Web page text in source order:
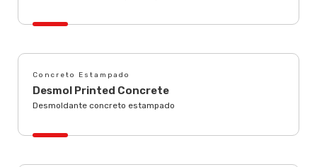
Concreto Estampado
Desmol Printed Concrete
Desmoldante concreto estampado